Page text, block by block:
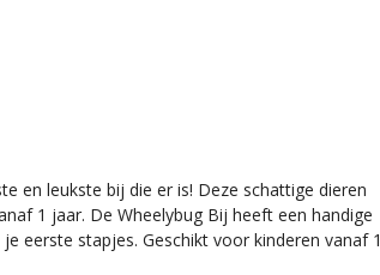
en leukste bij die er is! Deze schattige dieren
1 jaar. De Wheelybug Bij heeft een handige
eerste stapjes. Geschikt voor kinderen vanaf 1